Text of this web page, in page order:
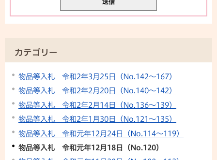
カテゴリー
物品等入札 令和2年3月25日（No.142～167）
物品等入札 令和2年2月20日（No.140～142）
物品等入札 令和2年2月14日（No.136～139）
物品等入札 令和2年1月30日（No.121～135）
物品等入札 令和元年12月24日（No.114～119）
物品等入札 令和元年12月18日（No.120）